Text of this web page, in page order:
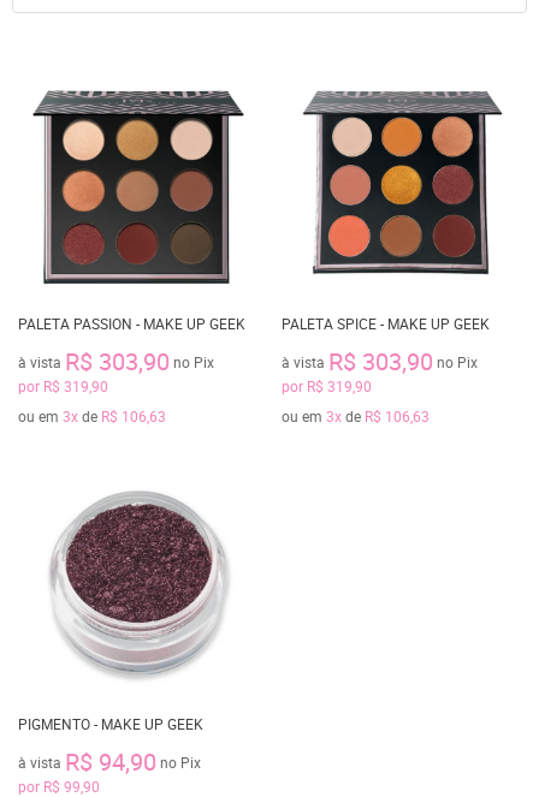
PALETA PASSION - MAKE UP GEEK
à vista R$ 303,90 no Pix
por R$ 319,90
ou em 3xde R$ 106,63
PALETA SPICE - MAKE UP GEEK
à vista R$ 303,90 no Pix
por R$ 319,90
ou em 3xde R$ 106,63
PIGMENTO - MAKE UP GEEK
à vista R$ 94,90 no Pix
por R$ 99,90